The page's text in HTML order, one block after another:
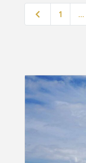
Neuere Beiträge
1 …